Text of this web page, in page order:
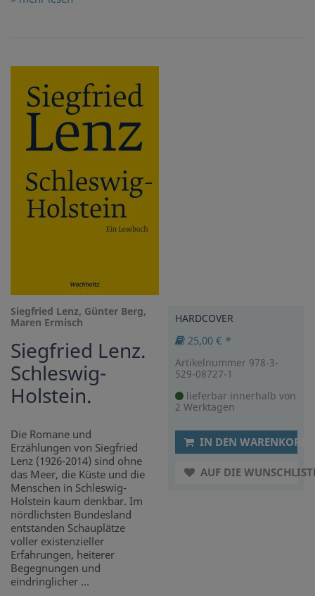
Siegfried Lenz, Günter Berg,
Maren Ermisch
Siegfried Lenz.
Schleswig-
Holstein.
Die Romane und
Erzählungen von Siegfried
Lenz (1926-2014) sind ohne
das Meer, die Küste und die
Menschen in Schleswig-
Holstein kaum denkbar. Im
nördlichsten Bundesland
entstanden Schauplätze
voller existenzieller
Erfahrungen, heiterer
Begegnungen und
eindringlicher ...
HARDCOVER
25,00 € *
Artikelnummer 978-3-
529-08727-1
lieferbar innerhalb von
2 Werktagen
IN DEN WARENKORB
AUF DIE